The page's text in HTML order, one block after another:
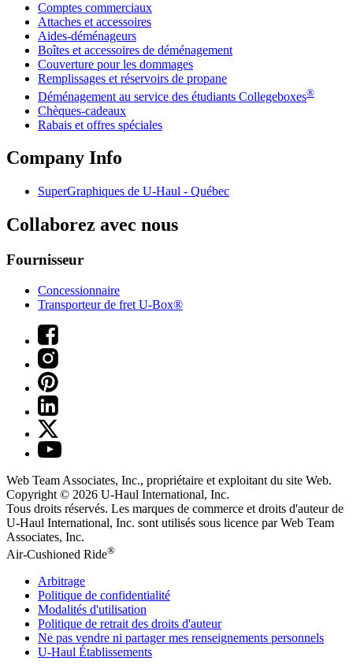
Comptes commerciaux
Attaches et accessoires
Aides-déménageurs
Boîtes et accessoires de déménagement
Couverture pour les dommages
Remplissages et réservoirs de propane
Déménagement au service des étudiants Collegeboxes®
Chèques-cadeaux
Rabais et offres spéciales
Company Info
SuperGraphiques de U-Haul - Québec
Collaborez avec nous
Fournisseur
Concessionnaire
Transporteur de fret U-Box®
Web Team Associates, Inc., propriétaire et exploitant du site Web.
Copyright © 2026 U-Haul International, Inc.
Tous droits réservés. Les marques de commerce et droits d'auteur de
U-Haul International, Inc. sont utilisés sous licence par Web Team
Associates, Inc.
Air-Cushioned Ride®
Arbitrage
Politique de confidentialité
Modalités d'utilisation
Politique de retrait des droits d'auteur
Ne pas vendre ni partager mes renseignements personnels
U-Haul Établissements